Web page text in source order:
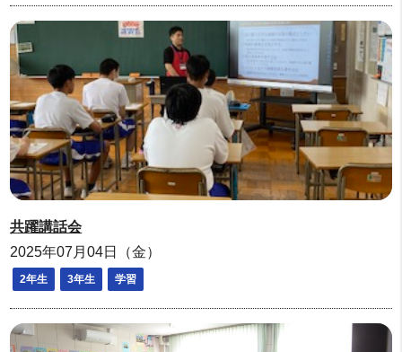
共躍講話会
2025年07月04日（金）
2年生 3年生 学習